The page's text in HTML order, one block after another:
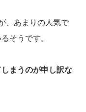
、あまりの人気で
そうです。
まうのが申し訳な